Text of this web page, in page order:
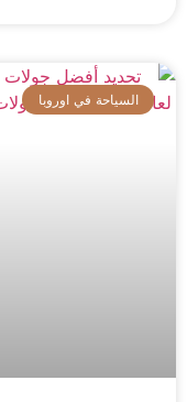
السياحة في اوروبا